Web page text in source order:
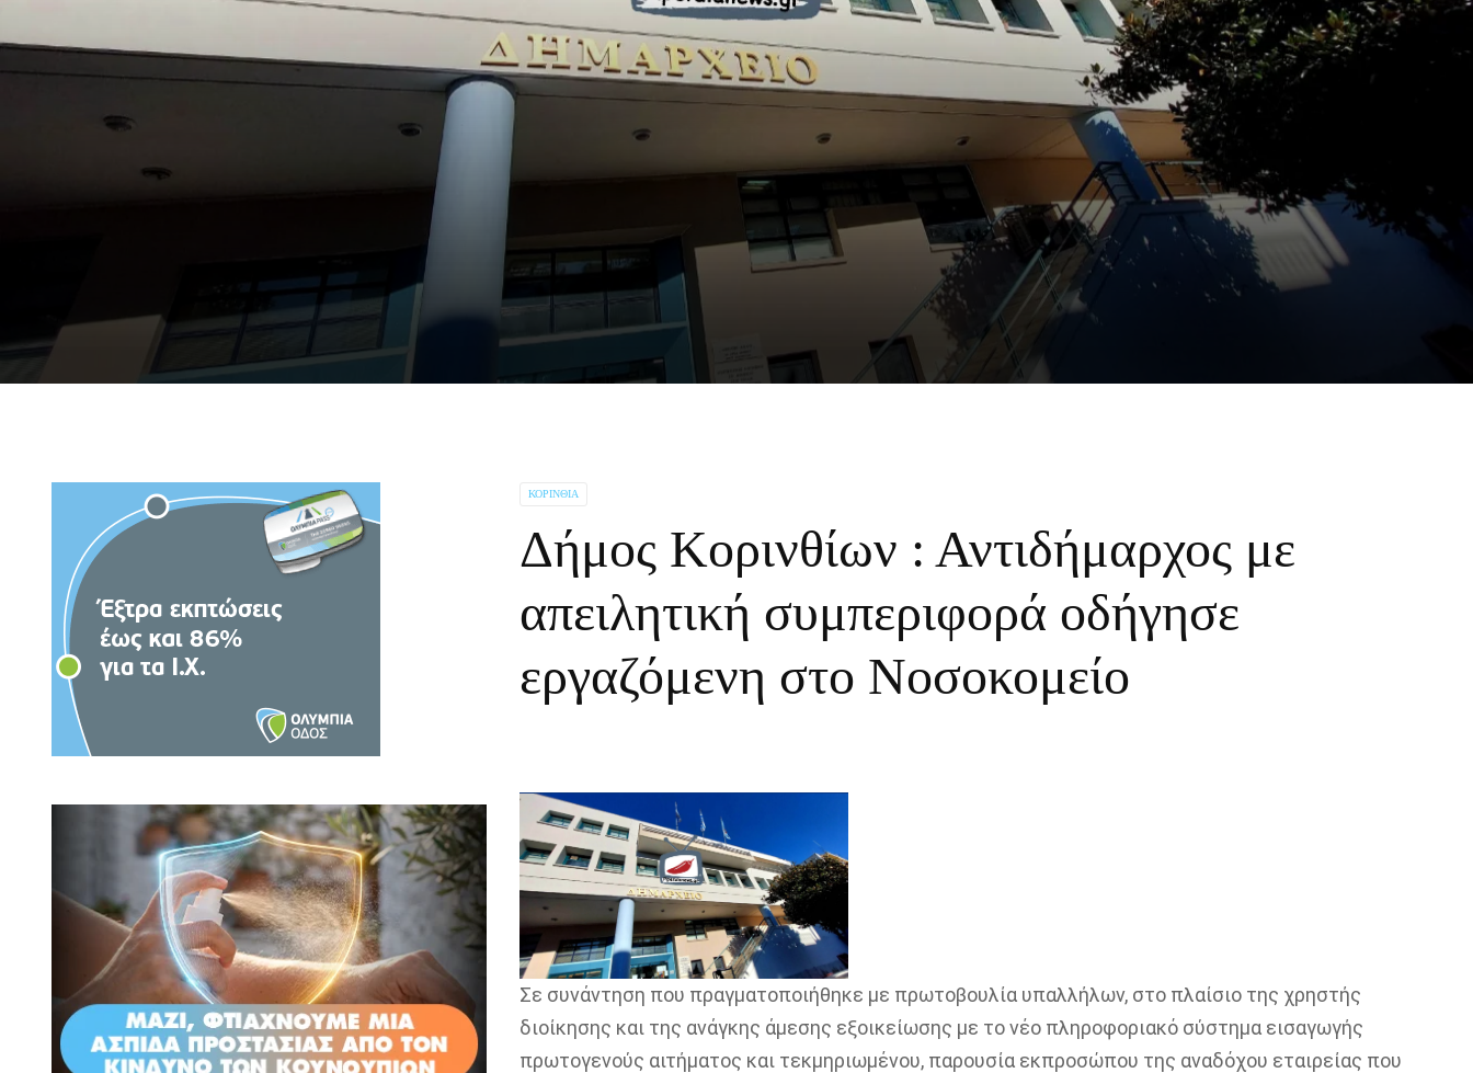
ΚΟΡΙΝΘΊΑ
Δήμος Κορινθίων : Αντιδήμαρχος με
απειλητική συμπεριφορά οδήγησε
εργαζόμενη στο Νοσοκομείο
Σε συνάντηση που πραγματοποιήθηκε με πρωτοβουλία υπαλλήλων, στο πλαίσιο της χρηστής
διοίκησης και της ανάγκης άμεσης εξοικείωσης με το νέο πληροφοριακό σύστημα εισαγωγής
πρωτογενούς αιτήματος και τεκμηριωμένου, παρουσία εκπροσώπου της αναδόχου εταιρείας που